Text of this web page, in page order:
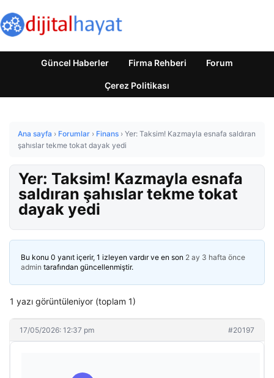
Güncel Haberler Firma Rehberi Forum
Çerez Politikası
Ana sayfa › Forumlar › Finans › Yer: Taksim! Kazmayla esnafa saldıran
şahıslar tekme tokat dayak yedi
Yer: Taksim! Kazmayla esnafa
saldıran şahıslar tekme tokat
dayak yedi
Bu konu 0 yanıt içerir, 1 izleyen vardır ve en son 2 ay 3 hafta önce
admin tarafından güncellenmiştir.
1 yazı görüntüleniyor (toplam 1)
17/05/2026: 12:37 pm #20197